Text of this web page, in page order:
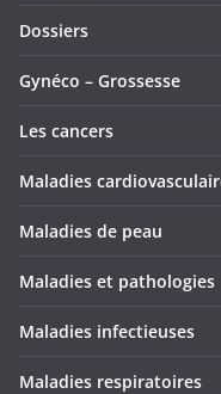
Dossiers
Gynéco – Grossesse
Les cancers
Maladies
Maladies de peau
Maladies et pathologies
Maladies infectieuses
Maladies respiratoires